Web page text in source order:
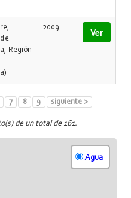
Región
2009 Ver
7 8 9
siguiente >
de un total de 161.
Agua